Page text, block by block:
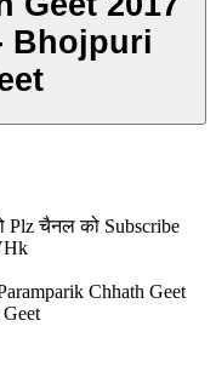
Bhojpuri
चैनल को Subscribe
Chhath Geet